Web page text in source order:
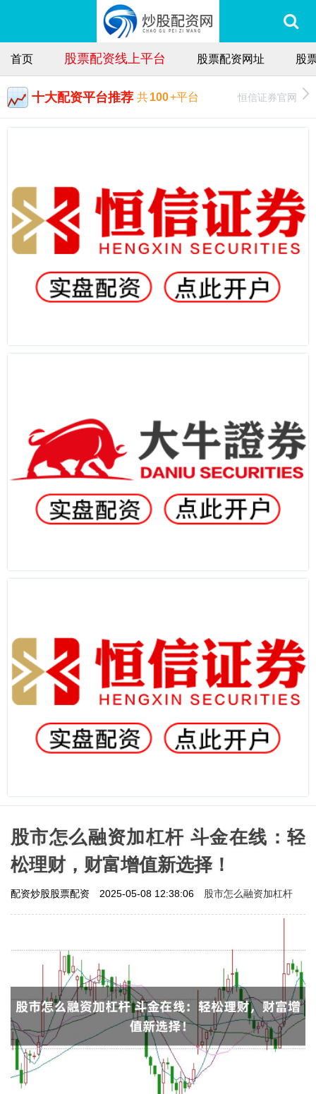
首页 股票配资线上平台 股票配资网址 股
十大配资平台推荐 共100+平台 恒信证券官网
股市怎么融资加杠杆 斗金在线：轻
松理财，财富增值新选择！
配资炒股股票配资 2025-05-08 12:38:06 股市怎么融资加杠杆